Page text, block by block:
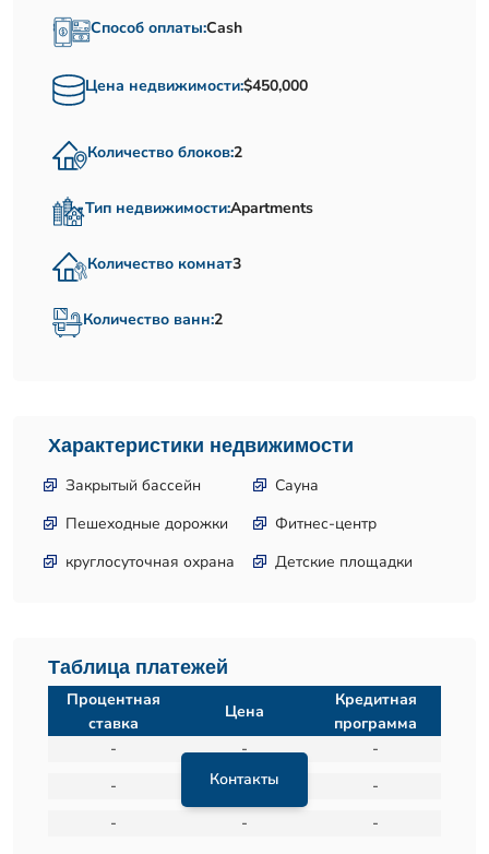
Способ оплаты:Cash
Цена недвижимости:$450,000
Количество блоков:2
Тип недвижимости:Apartments
Количество комнат3
Количество ванн:2
Характеристики недвижимости
Закрытый бассейн
Сауна
Пешеходные дорожки
Фитнес-центр
круглосуточная охрана
Детские площадки
Таблица платежей
Контакты
Процентная
ставка
Цена
Кредитная
программа
-
-
-
-
-
-
-
- -